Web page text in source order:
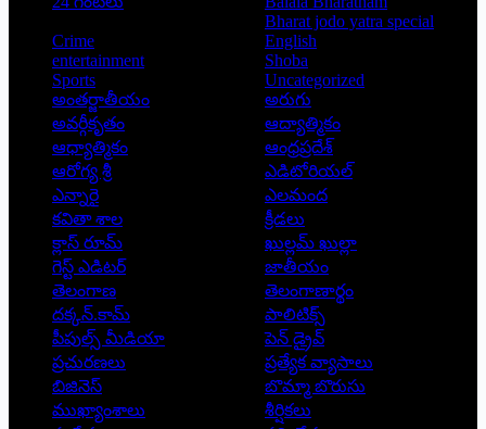
Bharat jodo yatra special
Crime
English
entertainment
Shoba
Sports
Uncategorized
అంతర్జాతీయం
అరుగు
అవర్గీకృతం
ఆద్యాత్మికం
ఆధ్యాత్మికం
ఆంధ్రప్రదేశ్
ఆరోగ్య శ్రీ
ఎడిటోరియల్
ఎన్నారై
ఎలమంద
కవితా శాల
క్రీడలు
క్లాస్ రూమ్
ఖుల్లమ్ ఖుల్లా
గెస్ట్ ఎడిటర్
జాతీయం
తెలంగాణ
తెలంగాణార్థం
దక్కన్.కామ్
పాలిటిక్స్
పీపుల్స్ ‌మీడియా
పెన్ డ్రైవ్
ప్రచురణలు
ప్రత్యేక వ్యాసాలు
బిజినెస్
బొమ్మా బొరుసు
ముఖ్యాంశాలు
శీర్షికలు